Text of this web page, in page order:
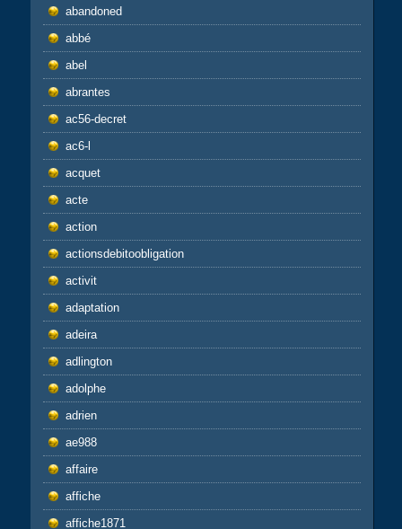
abandoned
abbé
abel
abrantes
ac56-decret
ac6-l
acquet
acte
action
actionsdebitoobligation
activit
adaptation
adeira
adlington
adolphe
adrien
ae988
affaire
affiche
affiche1871